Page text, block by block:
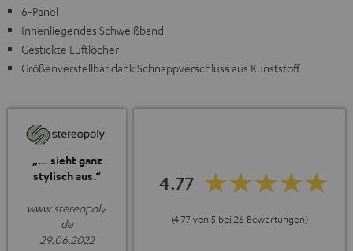
6-Panel
Innenliegendes Schweißband
Gestickte Luftlöcher
Größenverstellbar dank Schnappverschluss aus Kunststoff
„… sieht ganz
stylisch aus.“
www.stereopoly.
de
29.06.2022
4.77
(4.77 von 5 bei 26 Bewertungen)